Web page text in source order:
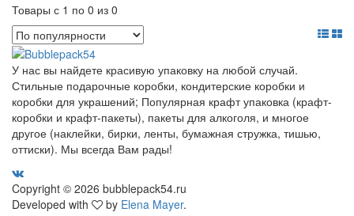
Товары с 1 по 0 из 0
У нас вы найдете красивую упаковку на любой случай.
Стильные подарочные коробки, кондитерские коробки и
коробки для украшений; Популярная крафт упаковка (крафт-
коробки и крафт-пакеты), пакеты для алкоголя, и многое
другое (наклейки, бирки, ленты, бумажная стружка, тишью,
оттиски). Мы всегда Вам рады!
Copyright © 2026 bubblepack54.ru
Developed with
by Elena Mayer.